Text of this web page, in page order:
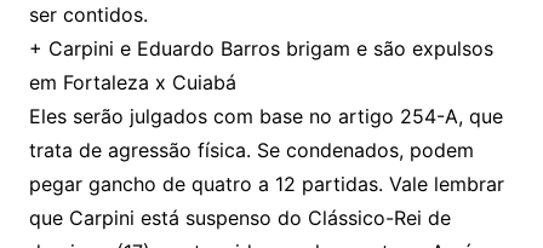
ser contidos.
+ Carpini e Eduardo Barros brigam e são expulsos
em Fortaleza x Cuiabá
Eles serão julgados com base no artigo 254-A, que
trata de agressão física. Se condenados, podem
pegar gancho de quatro a 12 partidas. Vale lembrar
que Carpini está suspenso do Clássico-Rei de